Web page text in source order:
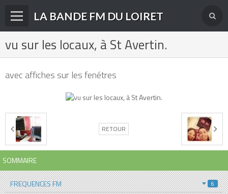
LA BANDE FM DU LOIRET
Accueil
La radio en DAB+
archives
derniéres infos
Livre d'or du site
vu sur les locaux, à St Avertin.
avec affiches sur les fenétres
RETOUR
SOMMAIRE
FREQUENCES FM 6